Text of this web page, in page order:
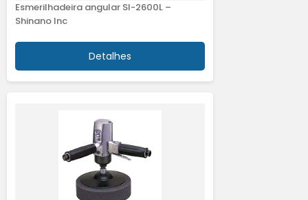
Esmerilhadeira angular SI-2600L –
Shinano Inc
Detalhes